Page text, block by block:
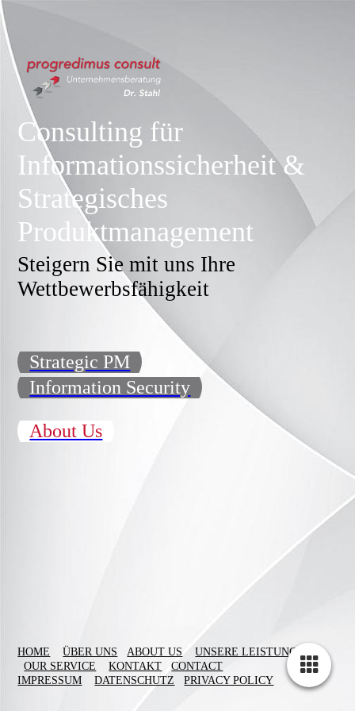
Consulting für
Informationssicherheit &
Strategisches
Produktmanagement
Steigern Sie mit uns Ihre
Wettbewerbsfähigkeit
Strategic PM
Information Security
About Us
HOME ÜBER UNS ABOUT US
UNSERE LEISTUNGEN
OUR SERVICE
KONTAKT
CONTACT
IMPRESSUM
DATENSCHUTZ PRIVACY POLICY